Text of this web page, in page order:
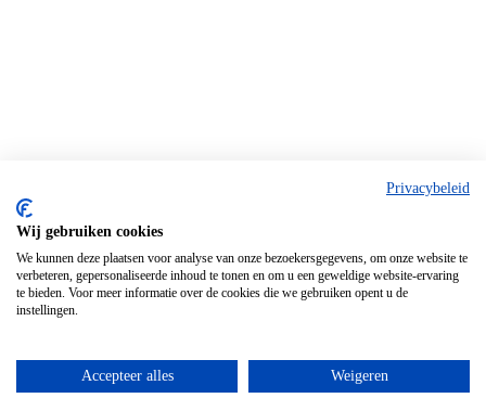
Privacybeleid
Wij gebruiken cookies
We kunnen deze plaatsen voor analyse van onze bezoekersgegevens, om onze website te
verbeteren, gepersonaliseerde inhoud te tonen en om u een geweldige website-ervaring
te bieden. Voor meer informatie over de cookies die we gebruiken opent u de
instellingen.
Accepteer alles Weigeren